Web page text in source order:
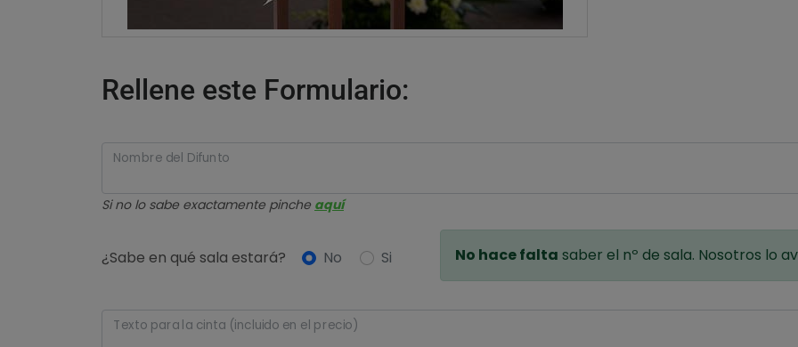
Rellene este Formulario:
Nombre del Difunto
Si no lo sabe exactamente pinche aquí
¿Sabe en qué sala estará? No Si No hace falta saber el nº de sala. Nosotros lo
Texto para la cinta (incluido en el precio)